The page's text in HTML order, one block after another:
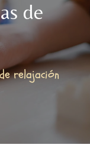
de
relajación